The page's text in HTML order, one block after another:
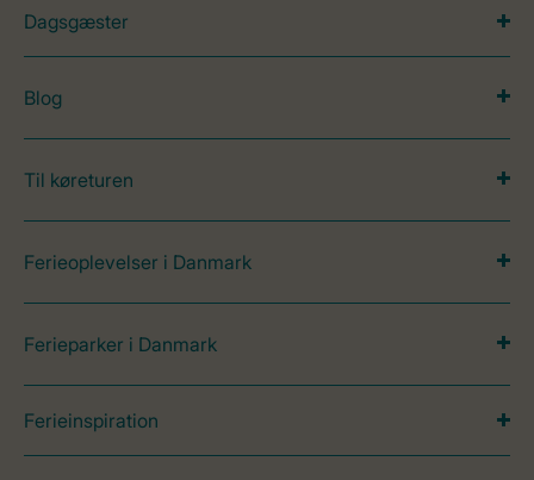
Dagsgæster
Blog
Til køreturen
Ferieoplevelser i Danmark
Ferieparker i Danmark
Ferieinspiration